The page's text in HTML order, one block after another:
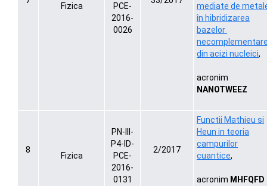
Fizica
PCE-
2016-
0026
mediate de
în hibridizarea
bazelor
din acizi nucleici,
acronim
NANOTWEEZ
8
Fizica
PN-III-
P4-ID-
PCE-
2016-
0131
2/2017
Functii Mathieu si
Heun in teoria
campurilor
cuantice,
acronim MHFQFD